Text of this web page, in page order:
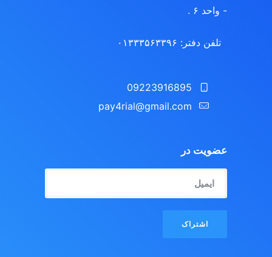
- واحد ۶ .
تلفن دفتر: ۰۱۳۳۳۵۶۳۳۹۶
09223916895
pay4rial@gmail.com‬‏
عضویت در